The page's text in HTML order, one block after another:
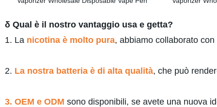
δ Qual è il nostro vantaggio usa e getta?
1. Lanicotina è molto pura, abbiamo collaborato
2. La nostra batteria è di alta qualità, che può
3. OEM e ODM sono disponibili, se avete una nuova